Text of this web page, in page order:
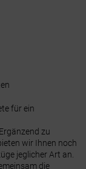
für ein
zu
wir Ihnen noch
jeglicher Art an.
die